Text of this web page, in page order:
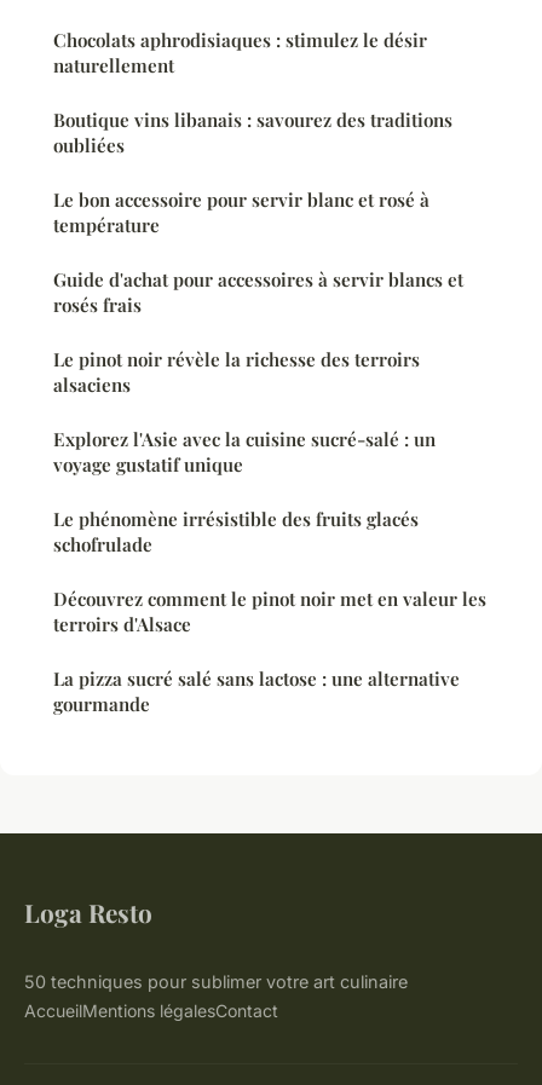
Chocolats aphrodisiaques : stimulez le désir
naturellement
Boutique vins libanais : savourez des traditions
oubliées
Le bon accessoire pour servir blanc et rosé à
température
Guide d'achat pour accessoires à servir blancs et
rosés frais
Le pinot noir révèle la richesse des terroirs
alsaciens
Explorez l'Asie avec la cuisine sucré-salé : un
voyage gustatif unique
Le phénomène irrésistible des fruits glacés
schofrulade
Découvrez comment le pinot noir met en valeur les
terroirs d'Alsace
La pizza sucré salé sans lactose : une alternative
gourmande
Loga Resto
50 techniques pour sublimer votre art culinaire
AccueilMentions légalesContact